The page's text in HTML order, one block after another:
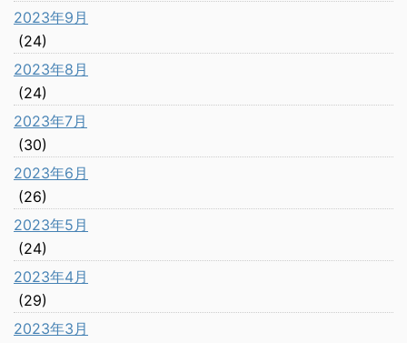
2023年9月
(24)
2023年8月
(24)
2023年7月
(30)
2023年6月
(26)
2023年5月
(24)
2023年4月
(29)
2023年3月